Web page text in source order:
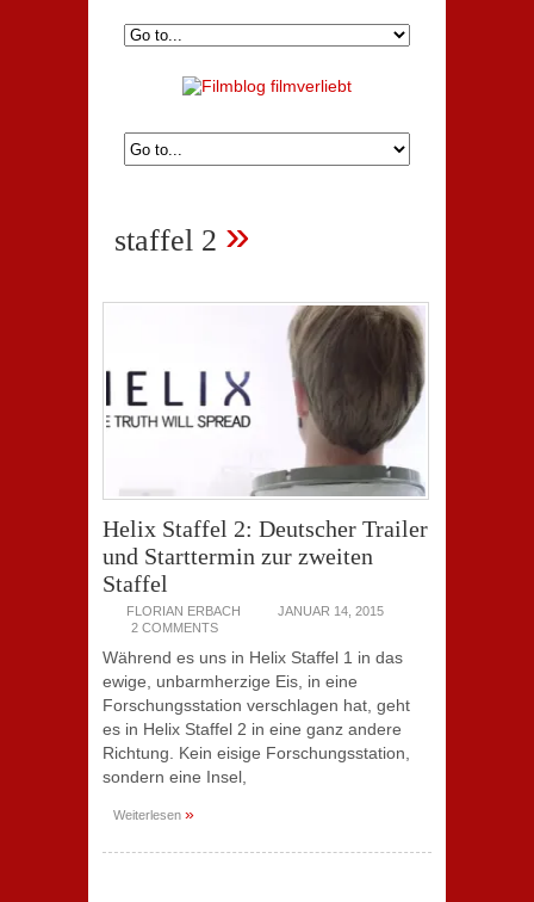
staffel 2 »
Helix Staffel 2: Deutscher Trailer
und Starttermin zur zweiten
Staffel
FLORIAN ERBACH
JANUAR 14, 2015
2 COMMENTS
Während es uns in Helix Staffel 1 in das
ewige, unbarmherzige Eis, in eine
Forschungsstation verschlagen hat, geht
es in Helix Staffel 2 in eine ganz andere
Richtung. Kein eisige Forschungsstation,
sondern eine Insel,
Weiterlesen »